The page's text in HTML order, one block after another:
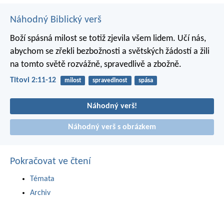
Náhodný Biblický verš
Boží spásná milost se totiž zjevila všem lidem. Učí nás,
abychom se zřekli bezbožnosti a světských žádostí a žili
na tomto světě rozvážně, spravedlivě a zbožně.
Titovi 2:11-12 milost spravedlnost spása
Náhodný verš!
Náhodný verš s obrázkem
Pokračovat ve čtení
Témata
Archiv